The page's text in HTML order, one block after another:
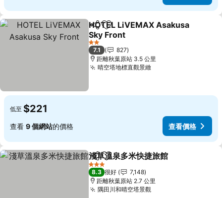
分享 放到收藏夾
HOTEL LiVEMAX Asakusa
Sky Front
2 星級
7.1
827
距離秋葉原站 3.5 公里
晴空塔地標直觀景緻
低至 $221
查看 9 個網站的價格 查看價格
分享 放到收藏夾
淺草溫泉多米快捷旅館
3 星級
8.3 很好
7,148
距離秋葉原站 2.7 公里
隅田川和晴空塔景觀